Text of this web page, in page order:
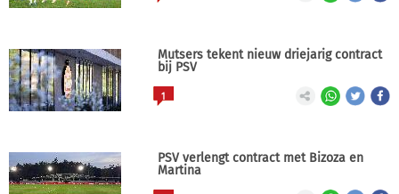
Mutsers tekent nieuw driejarig contract
bij PSV
1
PSV verlengt contract met Bizoza en
Martina